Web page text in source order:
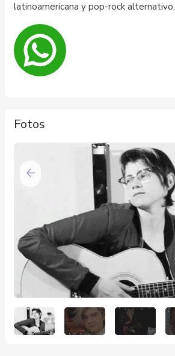
latinoamericana y pop-rock alternativo.
Fotos